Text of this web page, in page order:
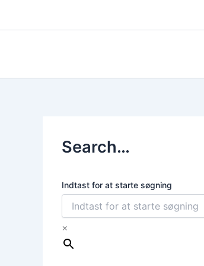
Search…
Indtast for at starte søgning
×